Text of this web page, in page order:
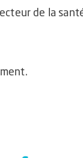
de la